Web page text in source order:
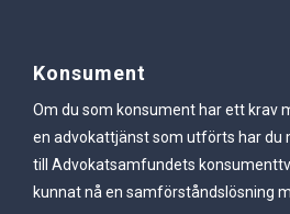
Konsument
Om du som konsument har ett krav
en advokattjänst som utförts har du
till Advokatsamfundets
kunnat nå en samförståndslösning